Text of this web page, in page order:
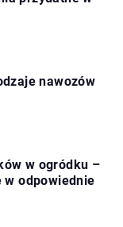
nawozów
w ogródku –
w odpowiednie